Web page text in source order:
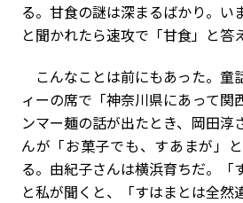
る。甘食の謎は深まるばかり。い
と聞かれたら速攻で「甘食」と答
こんなことは前にもあった。童
ィーの席で「神奈川県にあって関
ンマー麺の話が出たとき、岡田淳
んが「お菓子でも、すあまが」
る。由紀子さんは横浜育ちだ。「
と私が聞くと、「すはまとは全然